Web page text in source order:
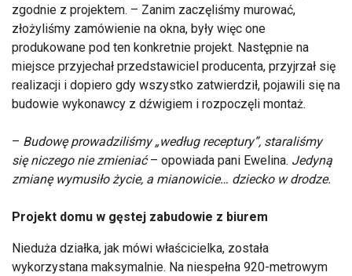
zgodnie z projektem. – Zanim zaczęliśmy murować,
złożyliśmy zamówienie na okna, były więc one
produkowane pod ten konkretnie projekt. Następnie na
miejsce przyjechał przedstawiciel producenta, przyjrzał się
realizacji i dopiero gdy wszystko zatwierdził, pojawili się na
budowie wykonawcy z dźwigiem i rozpoczęli montaż.
– Budowę prowadziliśmy „według receptury”, staraliśmy
się niczego nie zmieniać– opowiada pani Ewelina. Jedyną
zmianę wymusiło życie, a mianowicie… dziecko w drodze.
Projekt domu w gęstej zabudowie z biurem
Nieduża działka, jak mówi właścicielka, została
wykorzystana maksymalnie. Na niespełna 920-metrowym